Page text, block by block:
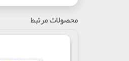
محصولات مرتبط